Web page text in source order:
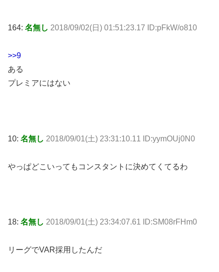
164: 名無し 2018/09/02(日) 01:51:23.17 ID:pFkW/o810
>>9
ある
プレミアにはない
10: 名無し 2018/09/01(土) 23:31:10.11 ID:yymOUj0N0
やっぱどこいってもコンスタントに決めてくてるわ
18: 名無し 2018/09/01(土) 23:34:07.61 ID:SM08rFHm0
リーグでVAR採用したんだ